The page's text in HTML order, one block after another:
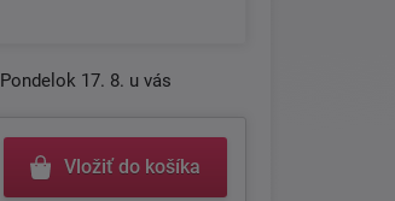
Pondelok 17. 8. u vás
Vložiť do košíka